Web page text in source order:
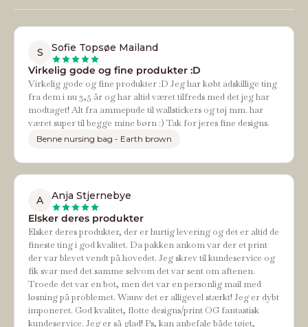
S
Sofie Topsøe Mailand
Virkelig gode og fine produkter :D
Virkelig gode og fine produkter :D Jeg har købt adskillige ting
fra dem i nu 3,5 år og har altid været tilfreds med det jeg har
modtaget! Alt fra ammepude til wallstickers og tøj mm. har
været super til begge mine børn :) Tak for jeres fine designs.
Benne nursing bag - Earth brown
A
Anja Stjernebye
Elsker deres produkter
Elsker deres produkter, der er hurtig levering og det er altid de
fineste ting i god kvalitet. Da pakken ankom var der et print
der var blevet vendt på hovedet. Jeg skrev til kundeservice og
fik svar med det samme selvom det var sent om aftenen.
Troede det var en bot, men det var en personlig mail med
løsning på problemet. Wauw det er alligevel stærkt! Jeg er dybt
imponeret. God kvalitet, flotte designs/print OG fantastisk
kundeservice. Jeg er så glad! Ps, kan anbefale både tøjet,